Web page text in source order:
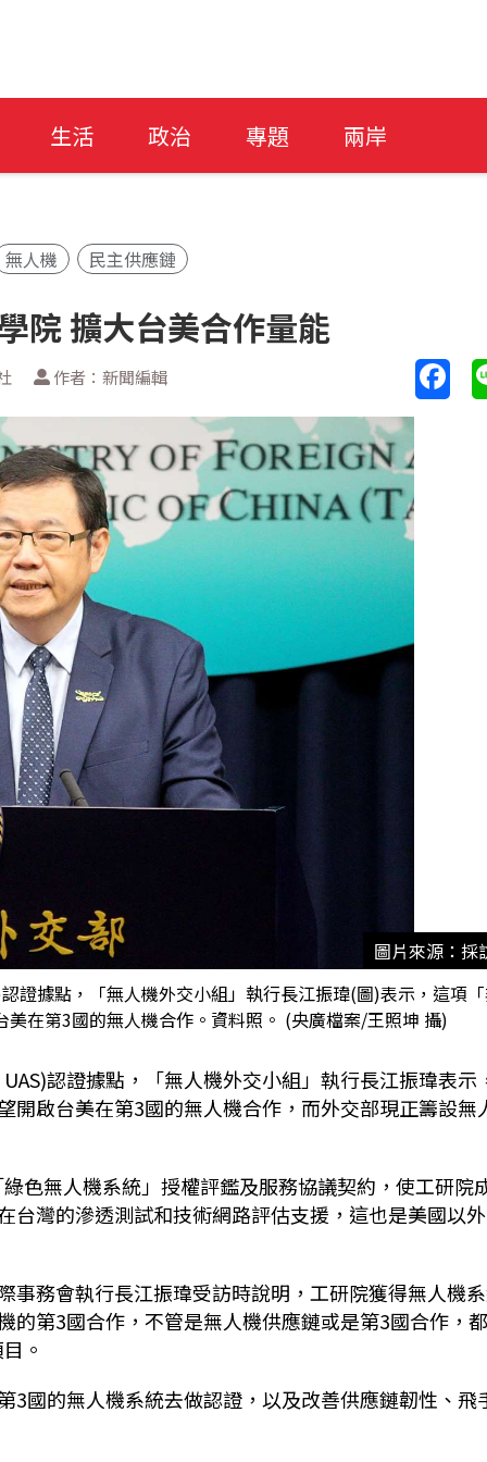
生活 政治 專題 兩岸
無人機 民主供應鏈
院 擴大台美合作量能
作者：新聞編輯
圖片來源：採
證據點，「無人機外交小組」執行長江振瑋(圖)表示，這項
在第3國的無人機合作。資料照。 (央廣檔案/王照坤 攝)
認證據點，「無人機外交小組」執行長江振瑋表示
開啟台美在第3國的無人機合作，而外交部現正籌設無
色無人機系統」授權評鑑及服務協議契約，使工研院
台灣的滲透測試和技術網路評估支援，這也是美國以
事務會執行長江振瑋受訪時說明，工研院獲得無人機
的第3國合作，不管是無人機供應鏈或是第3國合作，
。
3國的無人機系統去做認證，以及改善供應鏈韌性、飛